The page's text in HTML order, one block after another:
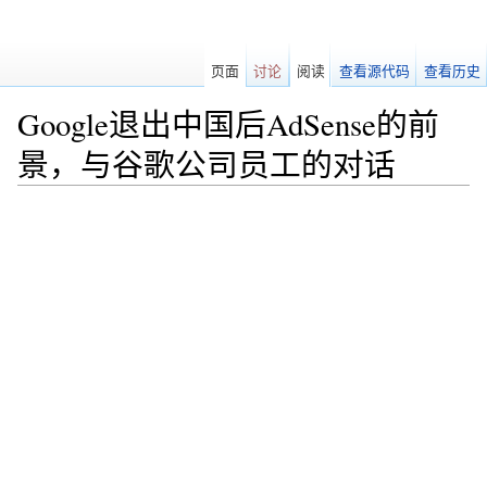
Google退出中国后AdSense的前
景，与谷歌公司员工的对话
页面 讨论 阅读 查看源代码 查看历史